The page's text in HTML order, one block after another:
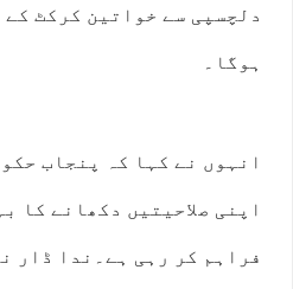
دلچسپی سے خواتین کرکٹ
ہوگا۔
انہوں نے کہا کہ پنجاب
اپنی صلاحیتیں دکھانے کا
فراہم کر رہی ہے۔ندا ڈار